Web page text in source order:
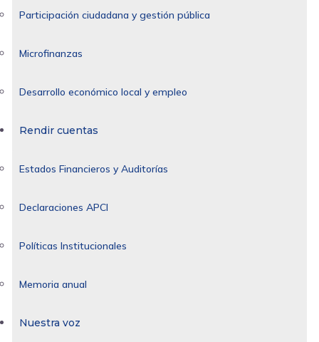
Participación ciudadana y gestión pública
Microfinanzas
Desarrollo económico local y empleo
Rendir cuentas
Estados Financieros y Auditorías
Declaraciones APCI
Políticas Institucionales
Memoria anual
Nuestra voz